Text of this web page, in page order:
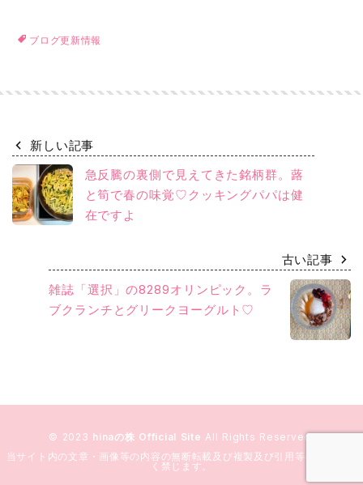
ブログ更新情報
新しい記事
急反騰の裏側で見えてきた銘柄群。蕗
と筍で春の味覚♡クッキングパパは健
在ですよ
古い記事
雑誌「選択」の8289オリンピック。ラ
ブクランチとグリークヨーグルト♡
© 2023 hinaの株 Official Site All Rights Reserved.
当サイト内の文章・画像等の内容の無断転載及び複製及び引用等の行為を固
く禁じます。